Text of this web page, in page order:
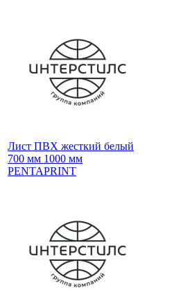
Лист ПВХ жесткий белый
700 мм 1000 мм
PENTAPRINT